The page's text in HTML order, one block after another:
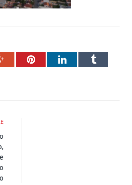
Google+PinterestLinkedInTumblr